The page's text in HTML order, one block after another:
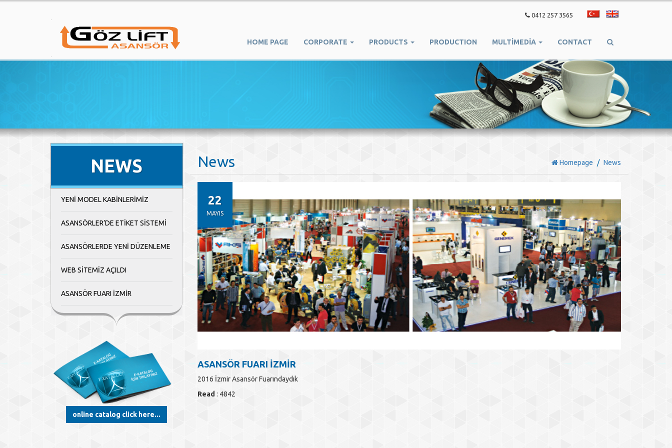
0412 257 3565 T�rk�e
HOME PAGE CORPORATE PRODUCTS PRODUCTION MULTIMEDIA CONTACT
News Homepage News
22
MAYIS
ASANSÖR FUARI İZMİR
2016 İzmir Asansör Fuarındaydık
Read : 4842
NEWS
YENİ MODEL KABİNLERİMİZ
ASANSÖRLER’DE ETİKET SİSTEMİ
ASANSÖRLERDE YENİ DÜZENLEME
WEB SİTEMİZ AÇILDI
ASANSÖR FUARI İZMİR
online catalog click here...